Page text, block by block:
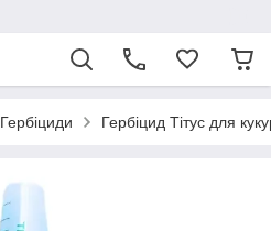
Гербіциди Гербіцид Тітус для